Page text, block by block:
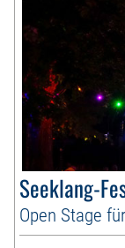
Seeklang-
Open Stage